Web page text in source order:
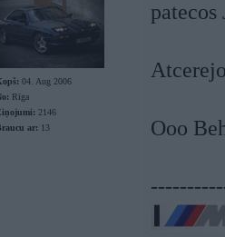
04. Aug 2006
Rīga
2146
ar: 13 Ooo